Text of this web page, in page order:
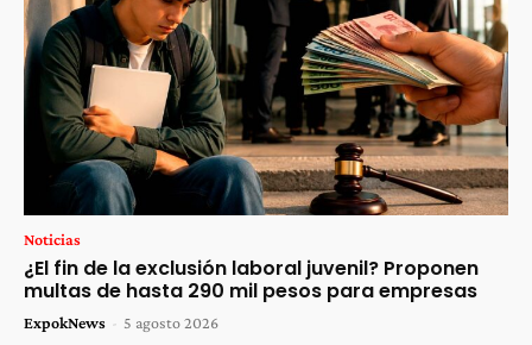
Noticias
¿El fin de la exclusión laboral juvenil? Proponen
multas de hasta 290 mil pesos para empresas
ExpokNews - 5 agosto 2026